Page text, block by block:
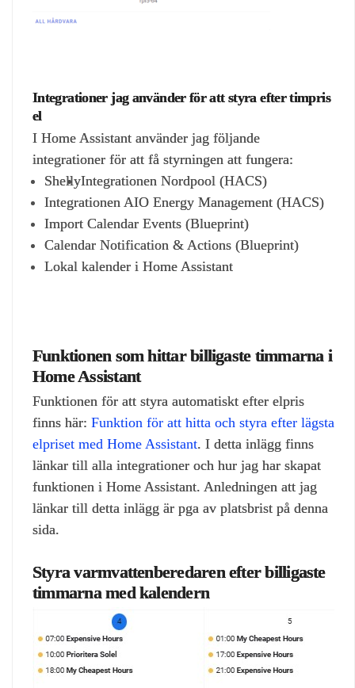
Integrationer jag använder för att styra efter timpris
el
I Home Assistant använder jag följande
integrationer för att få styrningen att fungera:
ShellyIntegrationen Nordpool (HACS)
Integrationen AIO Energy Management (HACS)
Import Calendar Events (Blueprint)
Calendar Notification & Actions (Blueprint)
Lokal kalender i Home Assistant
Funktionen som hittar billigaste timmarna i
Home Assistant
Funktionen för att styra automatiskt efter elpris
finns här: Funktion för att hitta och styra efter lägsta
elpriset med Home Assistant. I detta inlägg finns
länkar till alla integrationer och hur jag har skapat
funktionen i Home Assistant. Anledningen att jag
länkar till detta inlägg är pga av platsbrist på denna
sida.
Styra varmvattenberedaren efter billigaste
timmarna med kalendern